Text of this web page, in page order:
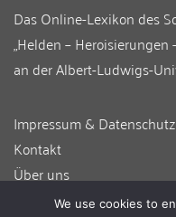
Das Online-Lexikon des
„Helden – Heroisierungen
an derAlbert-Ludwigs-
Impressum & Datenschutz
Kontakt
Über uns
Informationen für
We use cookies to